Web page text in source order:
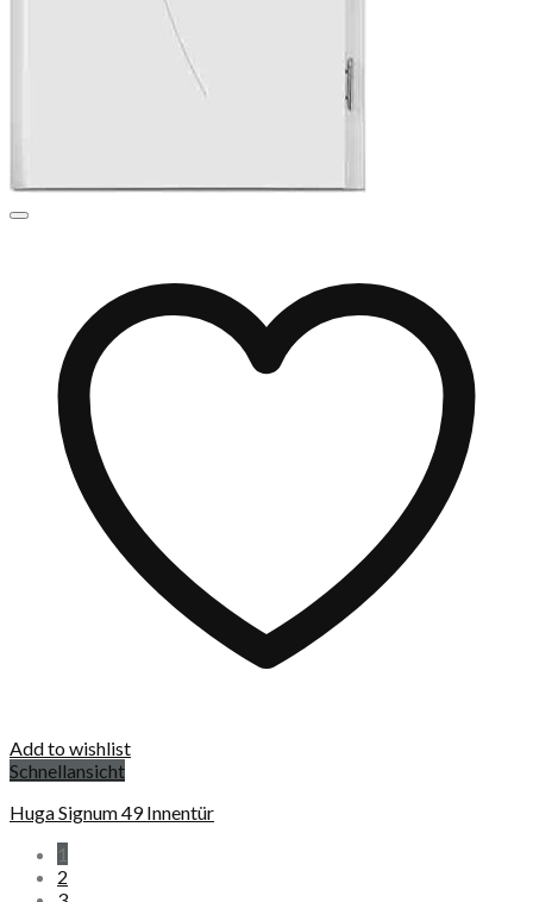
Add to wishlist
Schnellansicht
Huga Signum 49 Innentür
1
2